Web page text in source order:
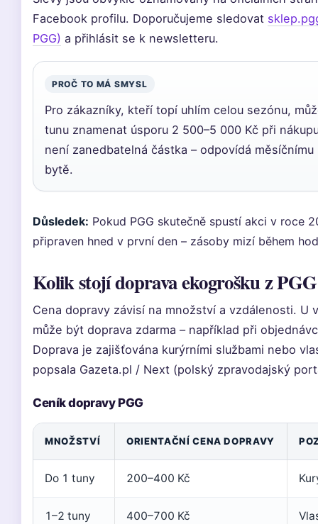
Facebook profilu. Doporučujeme sledovat
PGG) a přihlásit se k newsletteru.
PROČ TO MÁ SMYSL
Pro zákazníky, kteří topí uhlím celou sezónu,
tunu znamenat úsporu 2 500–5 000 Kč při
není zanedbatelná částka – odpovídá měsíčnímu
bytě.
Důsledek: Pokud PGG skutečně spustí akci v roce
připraven hned v první den – zásoby mizí během
Kolik stojí doprava ekogrošku z
Cena dopravy závisí na množství a vzdálenosti. U
může být doprava zdarma – například při
Doprava je zajišťována kurýrními službami nebo
popsala Gazeta.pl / Next (polský zpravodajský
Ceník dopravy PGG
MNOŽSTVÍ ORIENTAČNÍ CENA DOPRAVY
Do 1 tuny 200–400 Kč
1–2 tuny 400–700 Kč